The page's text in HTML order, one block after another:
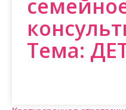
Тема: